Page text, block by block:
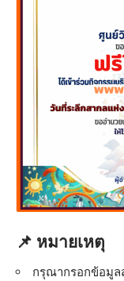
📌 หมายเหตุ
กรุณากรอกข้อมูล